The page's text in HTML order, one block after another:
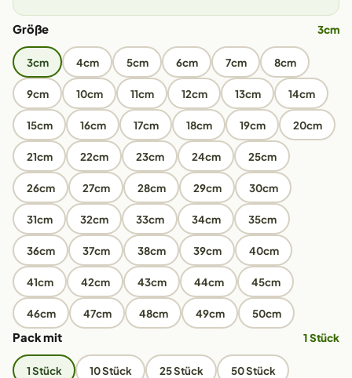
Größe 3cm
3cm 4cm 5cm 6cm 7cm 8cm
9cm 10cm 11cm 12cm 13cm 14cm
15cm 16cm 17cm 18cm 19cm 20cm
21cm 22cm 23cm 24cm 25cm
26cm 27cm 28cm 29cm 30cm
31cm 32cm 33cm 34cm 35cm
36cm 37cm 38cm 39cm 40cm
41cm 42cm 43cm 44cm 45cm
46cm 47cm 48cm 49cm 50cm
Pack mit 1 Stück
1 Stück 10 Stück 25 Stück 50 Stück